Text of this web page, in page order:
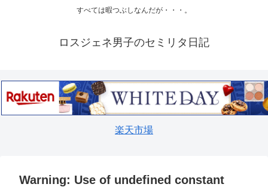
すべては暇つぶしなんだが・・・。
ロスジェネ男子のセミリタ日記
楽天市場
Warning: Use of undefined constant